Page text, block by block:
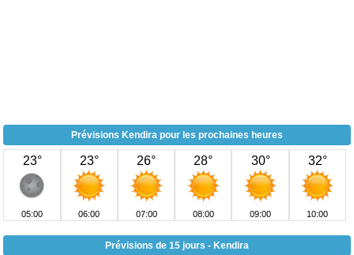
Prévisions Kendira pour les prochaines heures
23°
05:00
23°
06:00
26°
07:00
28°
08:00
30°
09:00
32°
10:00
Prévisions de 15 jours - Kendira